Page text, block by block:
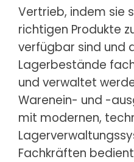
Vertrieb, indem sie
richtigen Produkte
verfügbar sind und
Lagerbestände
und verwaltet
Warenein- und -
mit modernen,
Fachkräften